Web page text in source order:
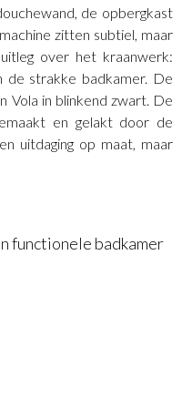
de opbergkast
zitten subtiel, maar
over het kraanwerk:
de strakke badkamer. De
Vola in blinkend zwart. De
en gelakt door de
uitdaging op maat, maar
functionele badkamer